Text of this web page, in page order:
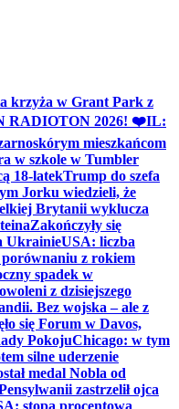
krzyża w Grant Park z
RADIOTON 2026! ❤️IL:
mieszkańcom
w szkole w Tumbler
18-latekTrump do szefa
Jorku wiedzieli, że
Brytanii wyklucza
Zakończyły się
UkrainieUSA: liczba
porównaniu z rokiem
spadek w
z dzisiejszego
Bez wojska – ale z
się Forum w Davos,
PokojuChicago: w tym
silne uderzenie
medal Nobla od
zastrzelił ojca
stopa procentowa